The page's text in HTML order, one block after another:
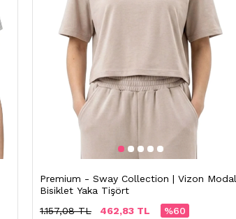
Premium - Sway Collection | Vizon Modal
Bisiklet Yaka Tişört
%60
462,83 TL
1.157,08 TL